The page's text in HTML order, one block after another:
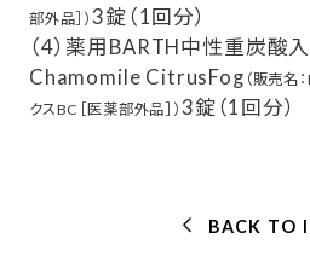
部外品］）3錠（1回分）
（4）薬用BARTH中性重炭酸
Chamomile CitrusFog （販売名
クスBC［医薬部外品］） 3錠（1回分）
BACK TO